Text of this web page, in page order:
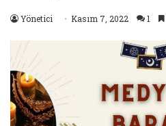
Yönetici Kasım 7, 2022 1